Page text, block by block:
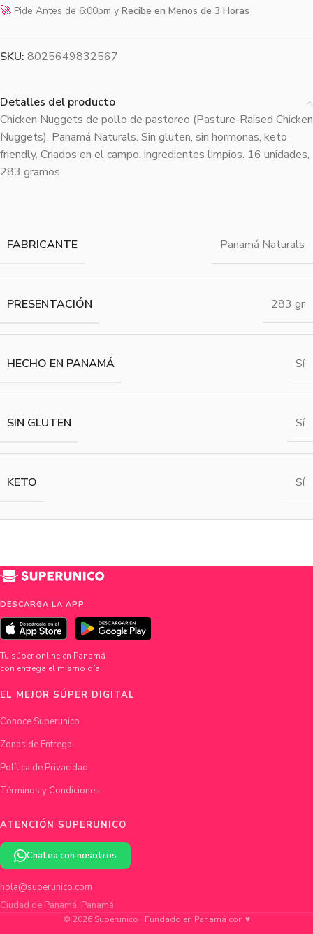
🚀 Pide Antes de 6:00pm y Recibe en Menos de 3 Horas
SKU: 8025649832567
Detalles del producto
Chicken Nuggets de pollo de pastoreo (Pasture-Raised Chicken
Nuggets), Panamá Naturals. Sin gluten, sin hormonas, keto
friendly. Criados en el campo, ingredientes limpios. 16 unidades,
283 gramos.
FABRICANTE Panamá Naturals
PRESENTACIÓN 283 gr
HECHO EN PANAMÁ Sí
SIN GLUTEN Sí
KETO Sí
DESCARGA LA APP
Tu súper online en Panamá
con entrega el mismo día.
EL MEJOR SÚPER DIGITAL
Conoce Superunico
Zonas de Entrega
Política de Privacidad
Términos y Condiciones
ATENCIÓN SUPERUNICO
Chatea con nosotros
hola@superunico.com
Ciudad de Panamá, Panamá
© 2026 Superunico · Fundado en Panamá con ♥